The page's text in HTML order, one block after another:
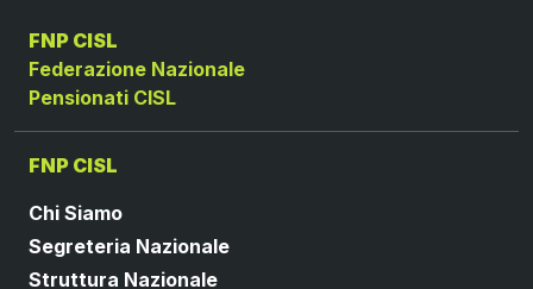
FNP CISL
Federazione Nazionale
Pensionati CISL
FNP CISL
Chi Siamo
Segreteria Nazionale
Struttura Nazionale